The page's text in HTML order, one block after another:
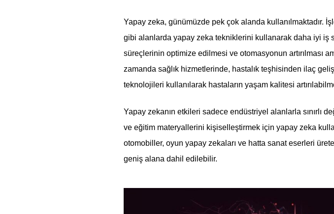
Yapay zeka, günümüzde pek çok alanda kullanılmaktadır.
gibi alanlarda yapay zeka tekniklerini kullanarak daha iyi iş
süreçlerinin optimize edilmesi ve otomasyonun artırılması
zamanda sağlık hizmetlerinde, hastalık teşhisinden ilaç
teknolojileri kullanılarak hastaların yaşam kalitesi
Yapay zekanın etkileri sadece endüstriyel alanlarla sınırlı
ve eğitim materyallerini kişiselleştirmek için yapay zeka
otomobiller, oyun yapay zekaları ve hatta sanat eserleri
geniş alana dahil edilebilir.